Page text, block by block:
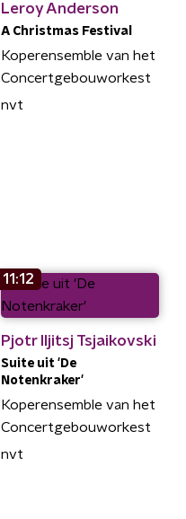
Leroy Anderson
A Christmas Festival
Koperensemble van het
Concertgebouworkest
nvt
11:12
Pjotr Iljitsj Tsjaikovski
Suite uit 'De
Notenkraker'
Koperensemble van het
Concertgebouworkest
nvt